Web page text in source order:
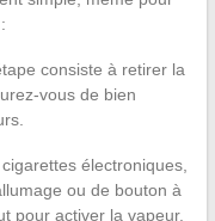
consiste à retirer la
vous de bien
électroniques,
ou de bouton à
pour activer la vapeur.